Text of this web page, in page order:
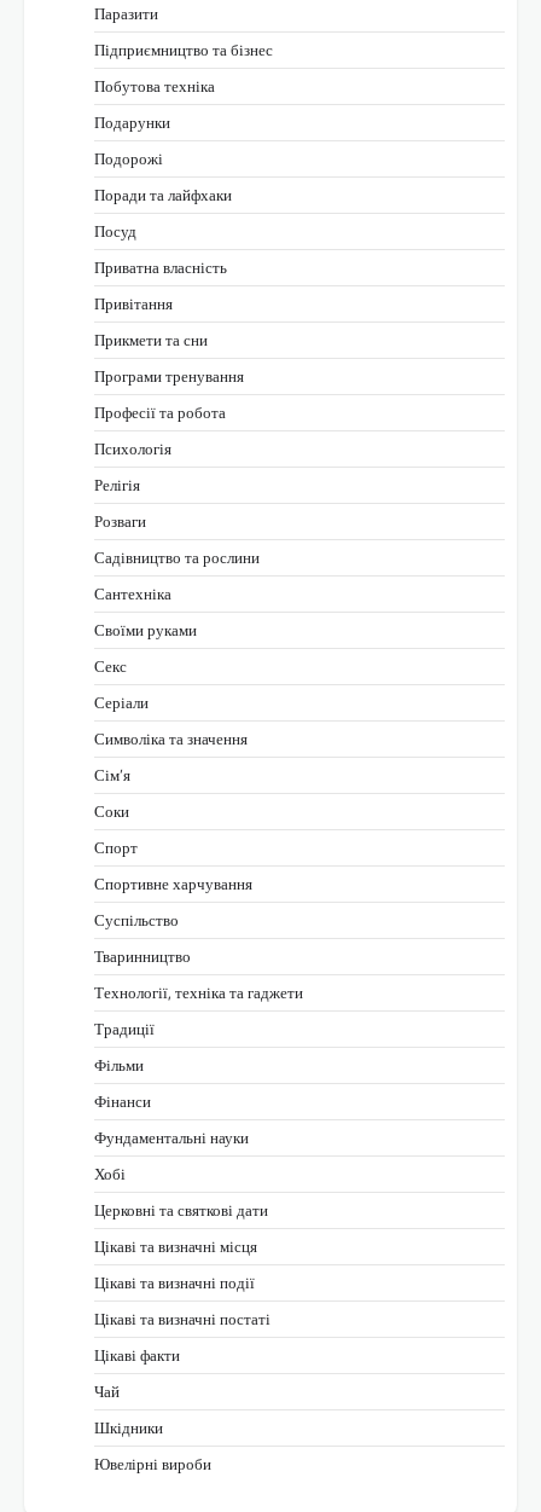
Паразити
Підприємництво та бізнес
Побутова техніка
Подарунки
Подорожі
Поради та лайфхаки
Посуд
Приватна власність
Привітання
Прикмети та сни
Програми тренування
Професії та робота
Психологія
Релігія
Розваги
Садівництво та рослини
Сантехніка
Своїми руками
Секс
Серіали
Символіка та значення
Сім’я
Соки
Спорт
Спортивне харчування
Суспільство
Тваринництво
Технології, техніка та гаджети
Традиції
Фільми
Фінанси
Фундаментальні науки
Хобі
Церковні та святкові дати
Цікаві та визначні місця
Цікаві та визначні події
Цікаві та визначні постаті
Цікаві факти
Чай
Шкідники
Ювелірні вироби